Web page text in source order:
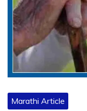
Marathi Article